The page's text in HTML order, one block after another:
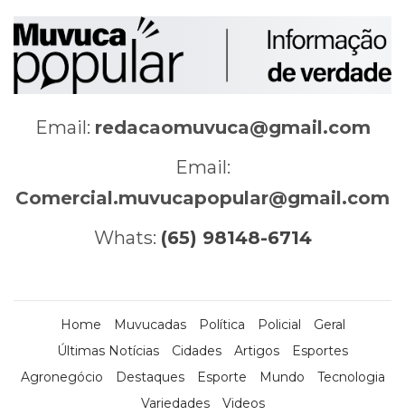
Email: redacaomuvuca@gmail.com
Email:
Comercial.muvucapopular@gmail.com
Whats: (65) 98148-6714
Home Muvucadas Política Policial
Geral
Últimas Notícias
Cidades Artigos
Esportes
Agronegócio
Destaques Esporte Mundo
Tecnologia
Variedades
Videos